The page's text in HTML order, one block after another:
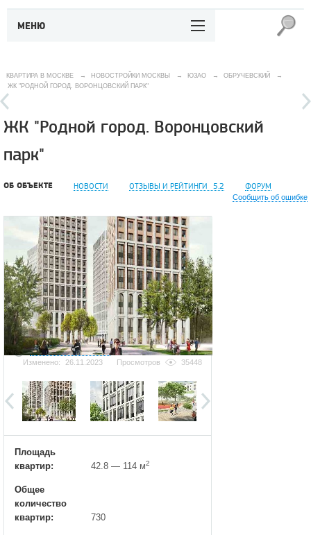
МЕНЮ
КВАРТИРА В МОСКВЕ → НОВОСТРОЙКИ МОСКВЫ → ЮЗАО → ОБРУЧЕВСКИЙ
→
ЖК "РОДНОЙ ГОРОД. ВОРОНЦОВСКИЙ ПАРК"
ЖК "Родной город. Воронцовский
парк"
ОБ ОБЪЕКТЕ НОВОСТИ ОТЗЫВЫ И РЕЙТИНГИ 5.2 ФОРУМ
Сообщить об ошибке
Добавить фотографию
Изменено:
26.11.2023 Просмотров 35448
Площадь
квартир:
42.8 — 114 м2
Общее
количество
квартир:
730